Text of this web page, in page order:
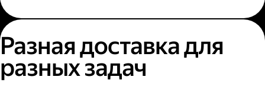
получить его по номеру телефона.
Разная доставка для
разных задач